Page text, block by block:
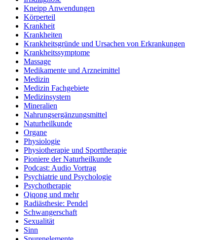
Kneipp Anwendungen
Körperteil
Krankheit
Krankheiten
Krankheitsgründe und Ursachen von Erkrankungen
Krankheitssymptome
Massage
Medikamente und Arzneimittel
Medizin
Medizin Fachgebiete
Medizinsystem
Mineralien
Nahrungsergänzungsmittel
Naturheilkunde
Organe
Physiologie
Physiotherapie und Sporttherapie
Pioniere der Naturheilkunde
Podcast: Audio Vortrag
Psychiatrie und Psychologie
Psychotherapie
Qiqong und mehr
Radiästhesie: Pendel
Schwangerschaft
Sexualität
Sinn